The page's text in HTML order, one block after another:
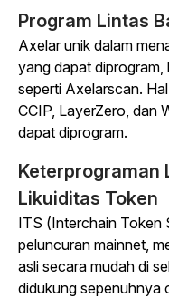
Program Lintas
Axelar unik dalam
yang dapat
seperti Axelarscan.
CCIP, LayerZero, dan
dapat diprogram.
Keterprograman
Likuiditas Token
ITS (Interchain Token
peluncuran mainnet,
asli secara mudah di
didukung sepenuhnya